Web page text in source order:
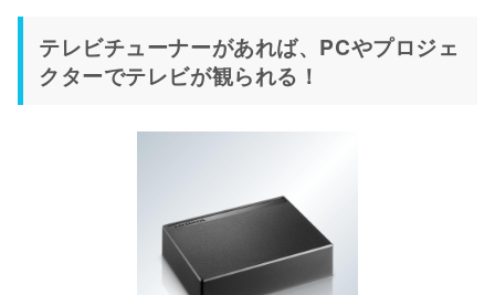
テレビチューナーがあれば、PCやプロジェ
クターでテレビが観られる！